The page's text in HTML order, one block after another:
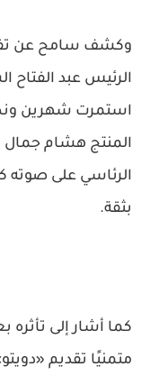
وكشف سامح عن
الرئيس عبد الفتاح
استمرت شهرين
المنتج هشام جمال
الرئاسي على صوته
بثقة.
كما أشار إلى تأثره
متمنيًا تقديم